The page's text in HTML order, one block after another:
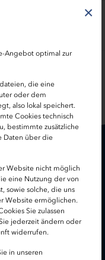
Angebot optimal zur
die eine
oder dem
also lokal speichert.
Cookies technisch
bestimmte zusätzliche
Daten über die
Website nicht möglich
eine Nutzung der von
sowie solche, die uns
Website ermöglichen.
Sie zulassen
jederzeit ändern oder
widerrufen.
in unseren
×